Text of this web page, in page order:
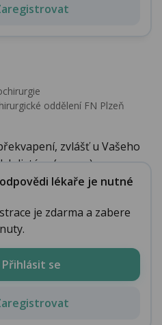
oddělení FN Plzeň
zvlášť u Vašeho
(posun)...
lékaře je nutné
je zdarma a zabere
Přihlásit se